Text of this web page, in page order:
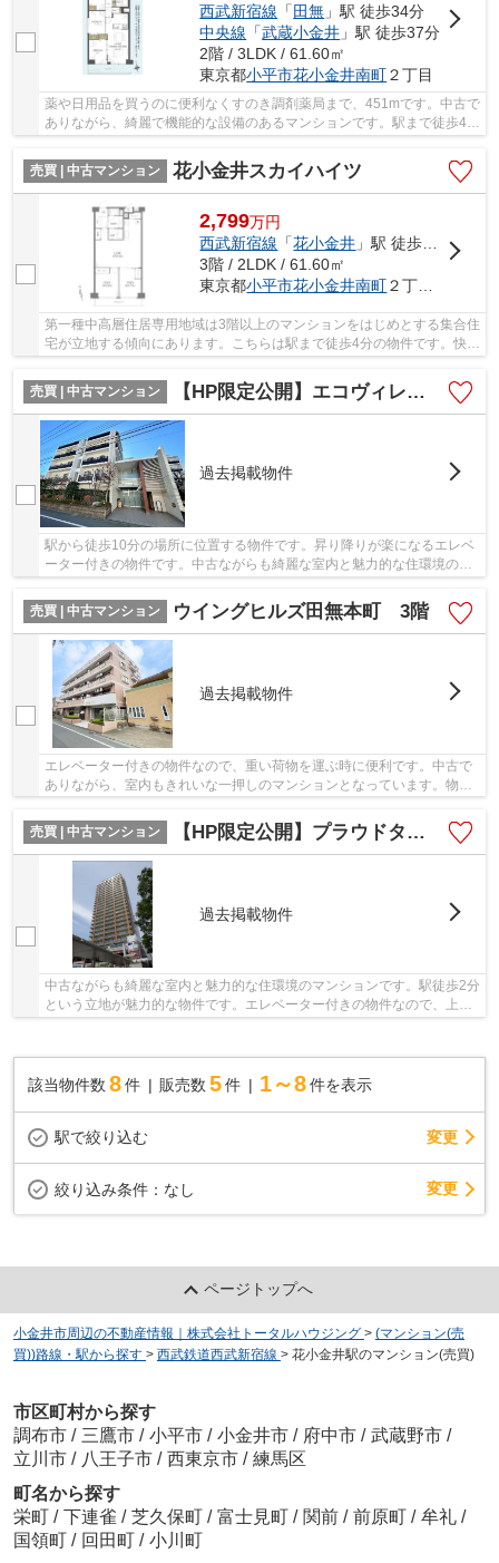
西武新宿線 「 田無 」駅 徒歩34分
中央線 「武蔵小金井 」駅 徒歩37分
2階 / 3LDK / 61.60㎡
東京都小平市花小金井南町２丁目
薬や日用品を買うのに便利なくすのき調剤薬局まで、451mです。中古で
ありながら、綺麗で機能的な設備のあるマンションです。駅まで徒歩4分
なので、移動時間を短縮できます。不動産の購...
売買 | 中古マンション
花小金井スカイハイツ
2,799万円
西武新宿線 「花小金井 」駅 徒歩4分
3階 / 2LDK / 61.60㎡
東京都小平市花小金井南町２丁目18-3
第一種中高層住居専用地域は3階以上のマンションをはじめとする集合住
宅が立地する傾向にあります。こちらは駅まで徒歩4分の物件です。快適
な生活のために設計された中古マンションで...
売買 | 中古マンション
【HP限定公開】エコヴィレッジ田無 5階
過去掲載物件
駅から徒歩10分の場所に位置する物件です。昇り降りが楽になるエレベ
ーター付きの物件です。中古ながらも綺麗な室内と魅力的な住環境のマ
ンションです。不動産のことで確認したいこと...
売買 | 中古マンション
ウイングヒルズ田無本町 3階
過去掲載物件
エレベーター付きの物件なので、重い荷物を運ぶ時に便利です。中古で
ありながら、室内もきれいな一押しのマンションとなっています。物件
売買 | 中古マンション
【HP限定公開】プラウドタワー武蔵小金井
過去掲載物件
中古ながらも綺麗な室内と魅力的な住環境のマンションです。駅徒歩2分
という立地が魅力的な物件です。エレベーター付きの物件なので、上階
該当物件数 8件 販売数 5 件 1～8 件を表示
駅で絞り込む 変更
絞り込み条件： なし 変更
ページトップへ
小金井市周辺の不動産情報｜株式会社トータルハウジング > (マンション(売
買))路線・駅から探す > 西武鉄道西武新宿線 > 花小金井駅のマンション(売買)
市区町村から探す
調布市 / 三鷹市 / 小平市 / 小金井市 / 府中市 / 武蔵野市 /
立川市 / 八王子市 / 西東京市 / 練馬区
町名から探す
栄町 / 下連雀 / 芝久保町 / 富士見町 / 関前 / 前原町 / 牟礼 /
国領町 / 回田町 / 小川町